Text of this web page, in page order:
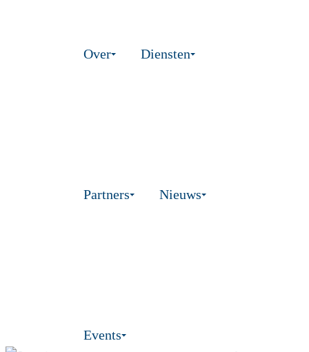
Over Diensten
Partners Nieuws
Events